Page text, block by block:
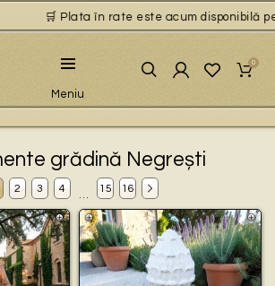
🛒 Plata în rate este acum disponibilă
Meniu
0
grădină Negrești
2 3 4 15 16